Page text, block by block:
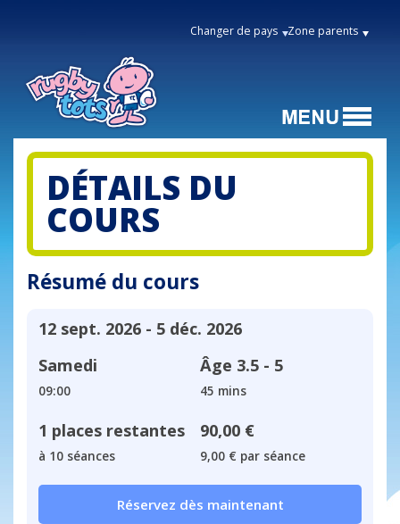
Changer de pays Zone parents
DÉTAILS DU
COURS
Résumé du cours
12 sept. 2026 - 5 déc. 2026
Samedi
09:00
Âge 3.5 - 5
45 mins
1 places restantes
à 10 séances
90,00 €
9,00 € par séance
Réservez dès maintenant